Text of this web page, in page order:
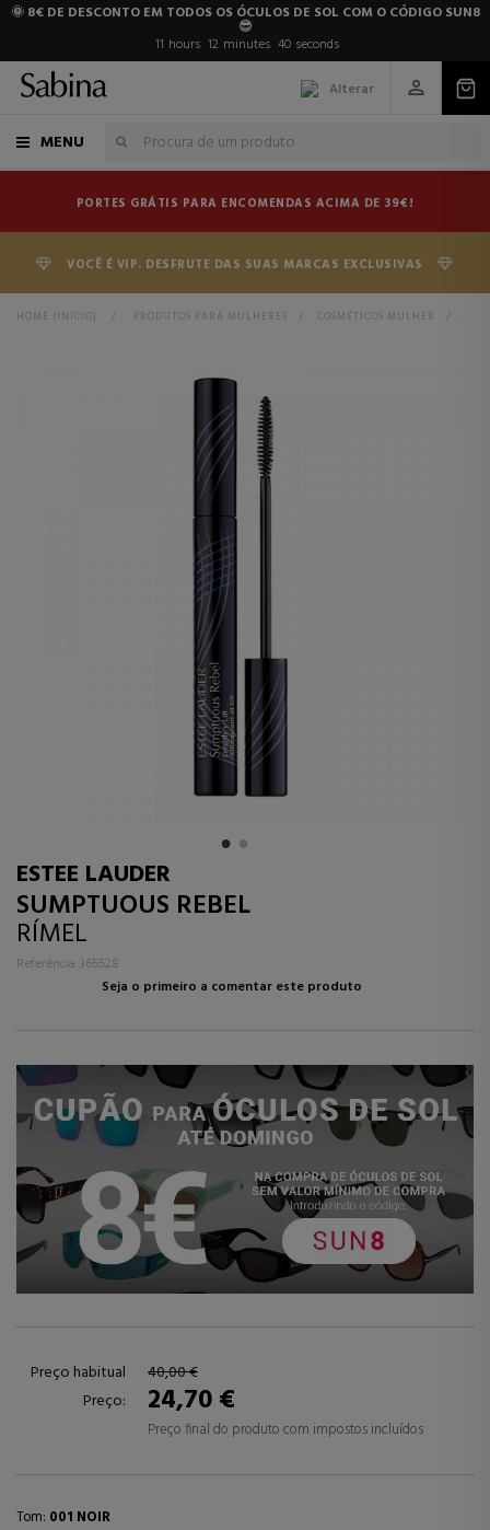
🌞 8€ DE DESCONTO EM TODOS OS ÓCULOS DE SOL COM O CÓDIGO SUN8
😎
11 hours 12 minutes 39 seconds
Alterar
MENU
PORTES GRÁTIS PARA ENCOMENDAS ACIMA DE 39€!
VOCÊ É VIP. DESFRUTE DAS SUAS MARCAS EXCLUSIVAS
HOME (INÍCIO) > PRODUTOS PARA MULHERES > COSMÉTICOS MULHER >
ESTEE LAUDER
SUMPTUOUS REBEL
RÍMEL
Referência 365528
Seja o primeiro a comentar este produto
Preço habitual
40,00 €
Preço:
24,70 €
Preço final do produto com impostos incluídos
Tom: 001 NOIR